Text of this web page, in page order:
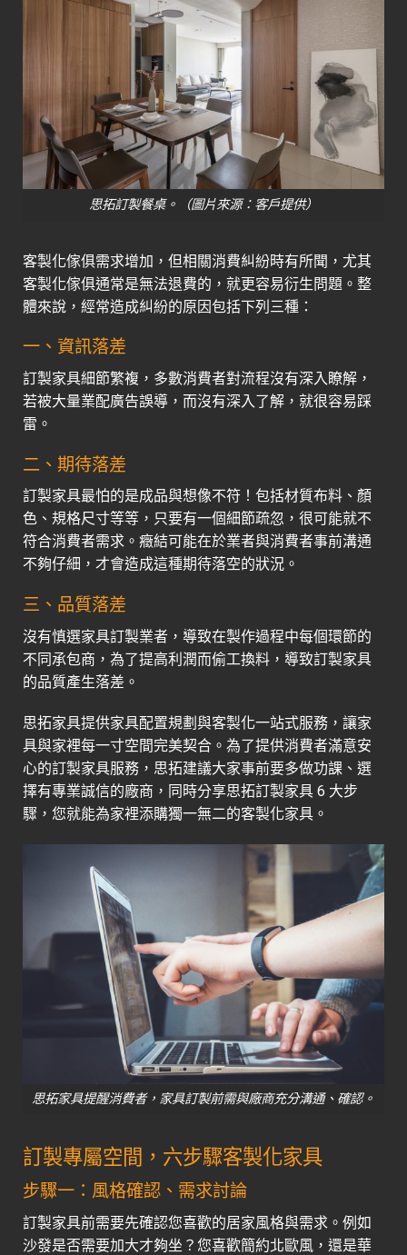
思拓訂製餐桌。（圖片來源：客戶提供）
客製化傢俱需求增加，但相關消費糾紛時有所聞，尤其
客製化傢俱通常是無法退費的，就更容易衍生問題。整
體來說，經常造成糾紛的原因包括下列三種：
一、資訊落差
訂製家具細節繁複，多數消費者對流程沒有深入瞭解，
若被大量業配廣告誤導，而沒有深入了解，就很容易踩
雷。
二、期待落差
訂製家具最怕的是成品與想像不符！包括材質布料、顏
色、規格尺寸等等，只要有一個細節疏忽，很可能就不
符合消費者需求。癥結可能在於業者與消費者事前溝通
不夠仔細，才會造成這種期待落空的狀況。
三、品質落差
沒有慎選家具訂製業者，導致在製作過程中每個環節的
不同承包商，為了提高利潤而偷工換料，導致訂製家具
的品質產生落差。
思拓家具提供家具配置規劃與客製化一站式服務，讓家
具與家裡每一寸空間完美契合。為了提供消費者滿意安
心的訂製家具服務，思拓建議大家事前要多做功課、選
擇有專業誠信的廠商，同時分享思拓訂製家具 6 大步
驟，您就能為家裡添購獨一無二的客製化家具。
思拓家具提醒消費者，家具訂製前需與廠商充分溝通、確認。
訂製專屬空間，六步驟客製化家具
步驟一：風格確認、需求討論
訂製家具前需要先確認您喜歡的居家風格與需求。例如
沙發是否需要加大才夠坐？您喜歡簡約北歐風，還是華